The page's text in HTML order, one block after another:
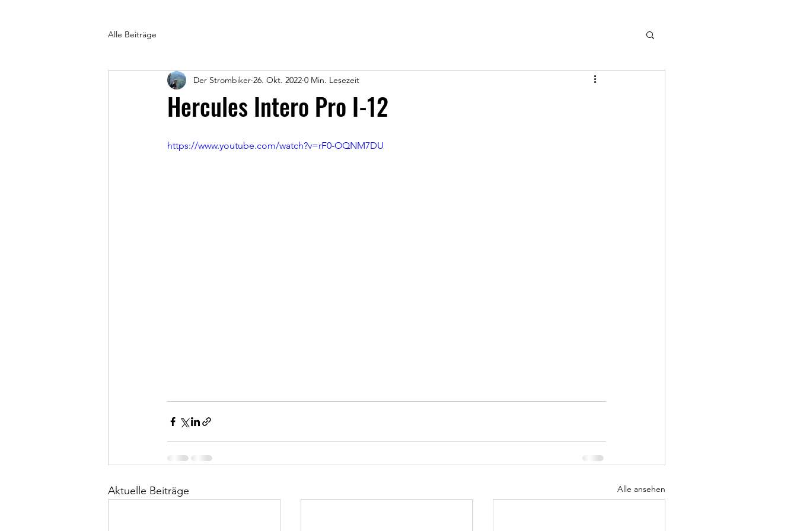
Alle Beiträge
Hercules Intero Pro I-12
Der Strombiker 26. Okt. 2022 0 Min. Lesezeit
https://www.youtube.com/watch?v=rF0-OQNM7DU
Aktuelle Beiträge Alle ansehen